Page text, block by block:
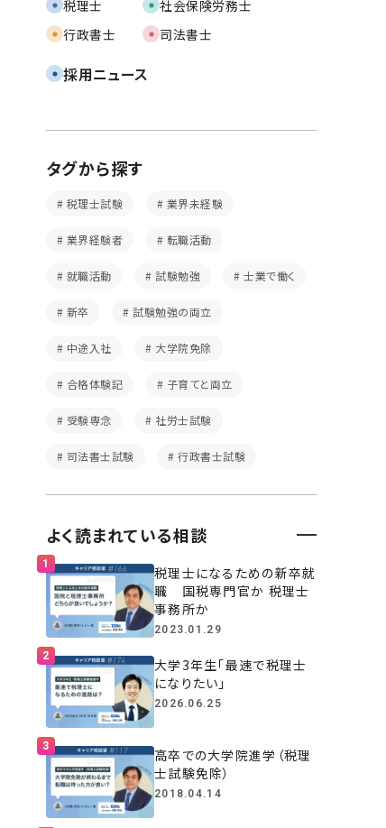
税理士
社会保険労務士
行政書士
司法書士
採用ニュース
タグから探す
税理士試験 業界未経験
業界経験者 転職活動
就職活動 試験勉強 士業で働く
新卒 試験勉強の両立
中途入社 大学院免除
合格体験記 子育てと両立
受験専念 社労士試験
司法書士試験 行政書士試験
よく読まれている相談
税理士になるための新卒就
職 国税専門官か 税理士
事務所か
2023.01.29
大学3年生「最速で税理士
になりたい」
2026.06.25
高卒での大学院進学（税理
士試験免除）
2018.04.14